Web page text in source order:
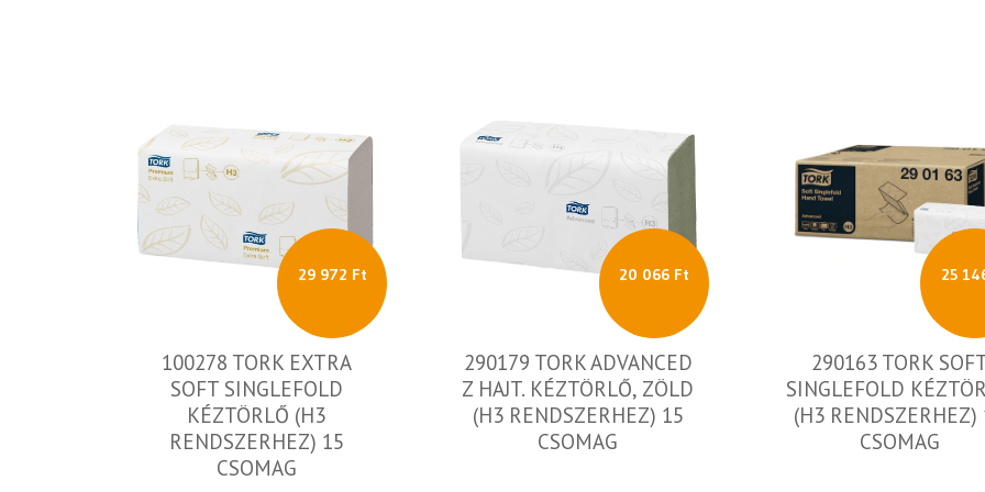
29 972 Ft
100278 TORK EXTRA
SOFT SINGLEFOLD
KÉZTÖRLŐ (H3
RENDSZERHEZ) 15
CSOMAG
20 066 Ft
290179 TORK ADVANCED
Z HAJT. KÉZTÖRLŐ, ZÖLD
(H3 RENDSZERHEZ) 15
CSOMAG
25
290163 TORK
SINGLEFOLD
(H3 RENDSZERHEZ)
CSOMAG